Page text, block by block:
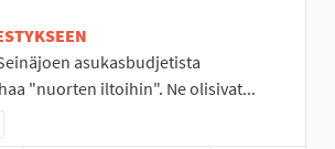
asukasbudjetista
"nuorten iltoihin". Ne olisivat...
mukaan: Koko Seinäjoki